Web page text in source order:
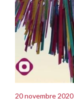
20 novembre 2020